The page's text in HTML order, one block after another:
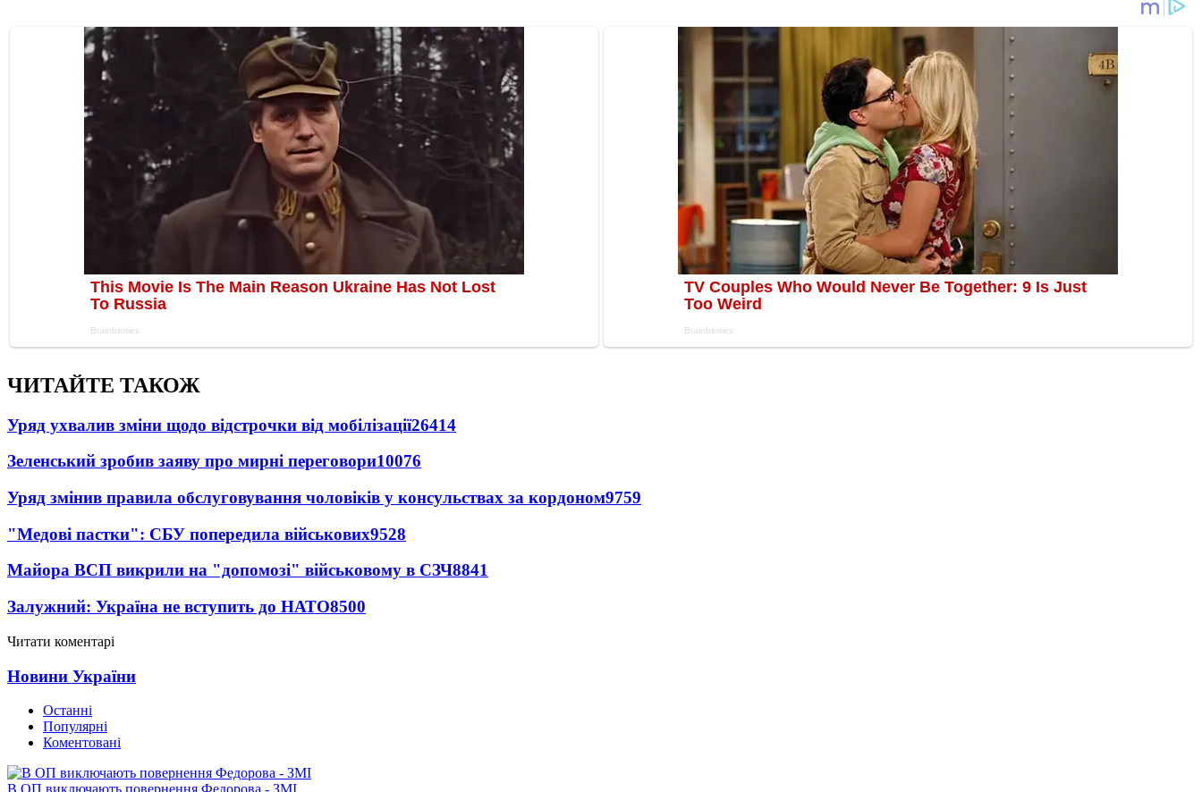
ЧИТАЙТЕ ТАКОЖ
Уряд ухвалив зміни щодо відстрочки від мобілізації26414
Зеленський зробив заяву про мирні переговори10076
Уряд змінив правила обслуговування чоловіків у консульствах за кордоном9759
"Медові пастки": СБУ попередила військових9528
Майора ВСП викрили на "допомозі" військовому в СЗЧ8841
Залужний: Україна не вступить до НАТО8500
Читати коментарі
Новини України
Останні
Популярні
Коментовані